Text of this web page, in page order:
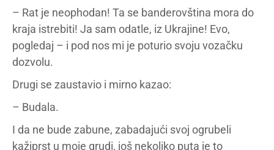
– Rat je neophodan! Ta se banderovština mora do
kraja istrebiti! Ja sam odatle, iz Ukrajine! Evo,
pogledaj – i pod nos mi je poturio svoju vozačku
dozvolu.
Drugi se zaustavio i mirno kazao:
– Budala.
I da ne bude zabune, zabadajući svoj ogrubeli
kažiprst u moje grudi, još nekoliko puta je to